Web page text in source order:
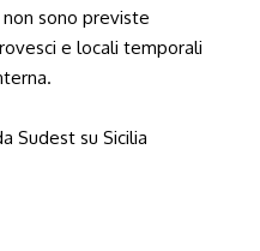
sono previste
e locali temporali
Sudest su Sicilia